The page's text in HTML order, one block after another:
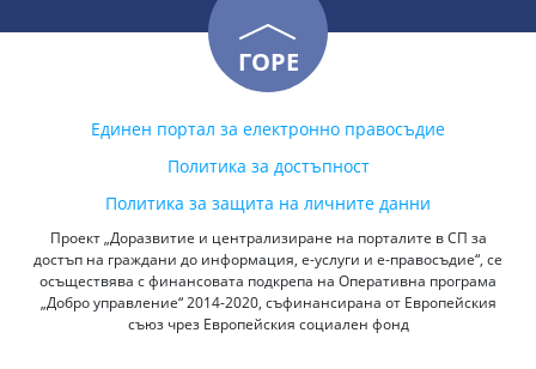
ГОРЕ
Единен портал за електронно правосъдие
Политика за достъпност
Политика за защита на личните данни
Проект „Доразвитие и централизиране на порталите в СП за
достъп на граждани до информация, е-услуги и е-правосъдие“, се
осъществява с финансовата подкрепа на Оперативна програма
„Добро управление“ 2014-2020, съфинансирана от Европейския
съюз чрез Европейския социален фонд